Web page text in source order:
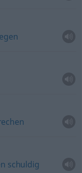
schuldig